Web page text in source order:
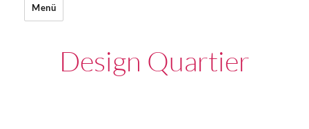
Menü
Design Quartier